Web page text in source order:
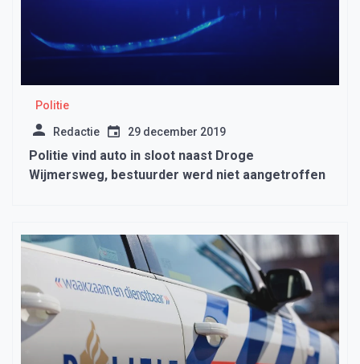
Politie
Redactie 29 december 2019
Politie vind auto in sloot naast Droge
Wijmersweg, bestuurder werd niet aangetroffen